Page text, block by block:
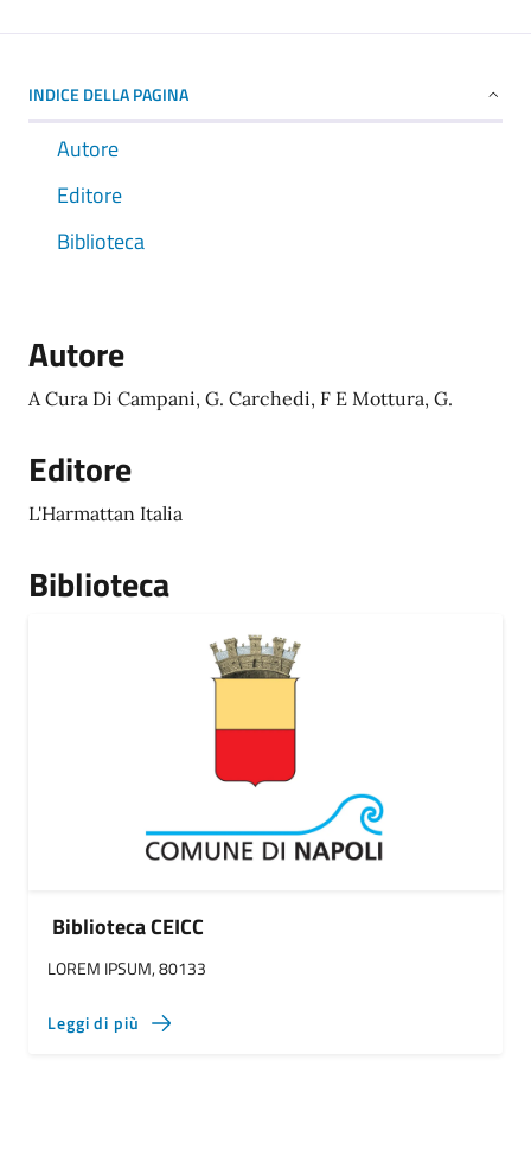
INDICE DELLA PAGINA
Autore
Editore
Biblioteca
Autore
A Cura Di Campani, G. Carchedi, F E Mottura, G.
Editore
L'Harmattan Italia
Biblioteca
Biblioteca CEICC
LOREM IPSUM, 80133
Leggi di più